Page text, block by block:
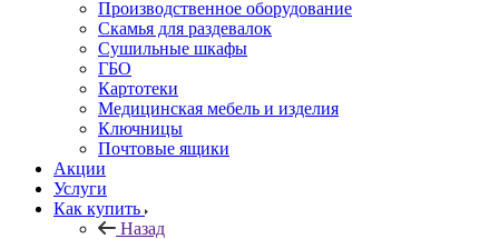
Производственное оборудование
Скамья для раздевалок
Сушильные шкафы
ГБО
Картотеки
Медицинская мебель и изделия
Ключницы
Почтовые ящики
Акции
Услуги
Как купить
Назад